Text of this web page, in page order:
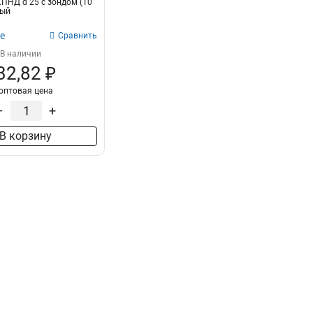
d 25 с зондом (10
Сравнить
В наличии
₽
цена
+
В корзину